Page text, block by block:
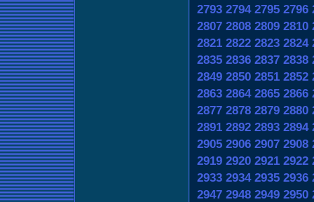
2793 2794 2795 2796
2807 2808 2809 2810
2821 2822 2823 2824
2835 2836 2837 2838
2849 2850 2851 2852
2863 2864 2865 2866
2877 2878 2879 2880
2891 2892 2893 2894
2905 2906 2907 2908
2919 2920 2921 2922
2933 2934 2935 2936
2947 2948 2949 2950